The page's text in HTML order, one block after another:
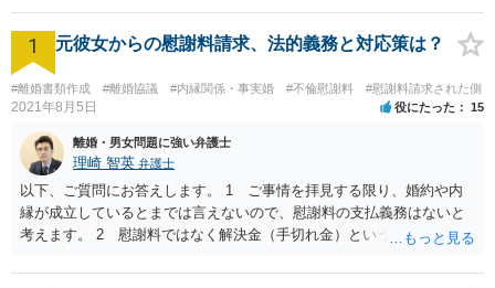
1 元彼女からの慰謝料請求、法的義務と対応策は？
#離婚書類作成 #離婚協議 #内縁関係・事実婚 #不倫慰謝料 #慰謝料請求された側
2021年8月5日 役にたった 15
離婚・男女問題に強い弁護士
理崎 智英 弁護士
以下、ご質問にお答えします。 1 ご事情を拝見する限り、婚約や内
縁が成立しているとまでは言えないので、慰謝料の支払義務はないと
考えます。 2 慰謝料ではなく解決金（手切れ金）という名目で数十
うに合意書を取り交わす必要はあると思います。 4 合意書を取り交